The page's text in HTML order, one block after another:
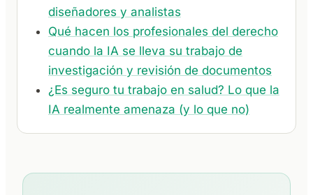
diseñadores y analistas
Qué hacen los profesionales del derecho
cuando la IA se lleva su trabajo de
investigación y revisión de documentos
¿Es seguro tu trabajo en salud? Lo que la
IA realmente amenaza (y lo que no)